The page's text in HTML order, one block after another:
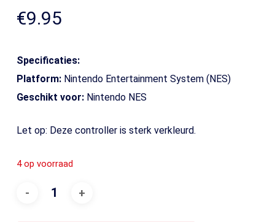
€9.95
Specificaties:
Platform:Nintendo Entertainment System (NES)
Geschikt voor:Nintendo NES
Let op: Deze controller is sterk verkleurd.
4 op voorraad